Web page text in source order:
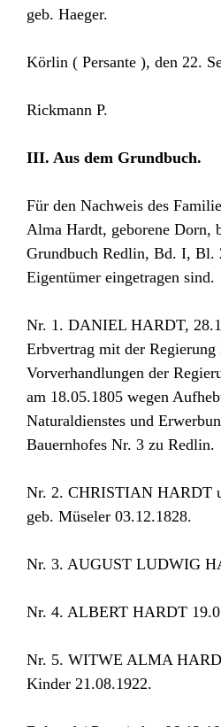
geb. Haeger.
Körlin ( Persante ), den 22.
Rickmann P.
III. Aus dem Grundbuch.
Für den Nachweis des
Alma Hardt, geborene Dorn,
Grundbuch Redlin, Bd. I, Bl.
Eigentümer eingetragen sind.
Nr. 1. DANIEL HARDT,
Erbvertrag mit der
Vorverhandlungen der
am 18.05.1805 wegen
Naturaldienstes und
Bauernhofes Nr. 3 zu Redlin.
Nr. 2. CHRISTIAN HARDT
geb. Müseler 03.12.1828.
Nr. 3. AUGUST LUDWIG
Nr. 4. ALBERT HARDT
Nr. 5. WITWE ALMA
Kinder 21.08.1922.